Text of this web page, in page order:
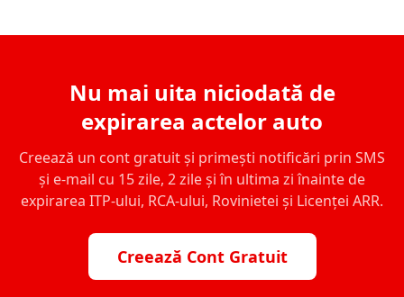
Nu mai uita niciodată de
expirarea actelor auto
Creează un cont gratuit și primești notificări prin SMS
și e-mail cu 15 zile, 2 zile și în ultima zi înainte de
expirarea ITP-ului, RCA-ului, Rovinietei și Licenței ARR.
Creează Cont Gratuit